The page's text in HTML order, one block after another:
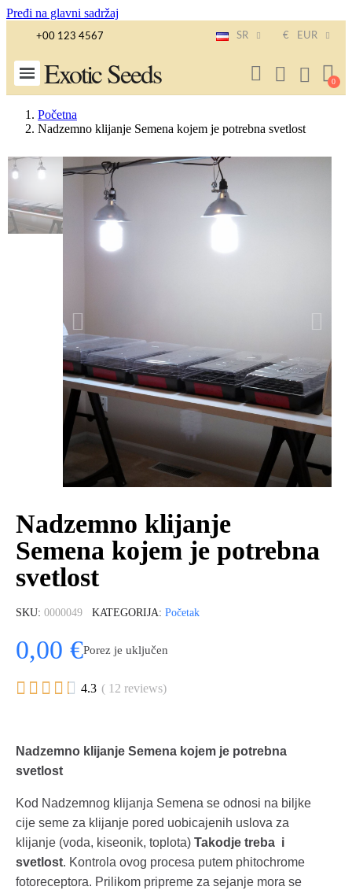
Pređi na glavni sadržaj
+00 123 4567 SR € EUR
Exotic Seeds
Početna
Nadzemno klijanje Semena kojem je potrebna svetlost
Nadzemno klijanje
Semena kojem je potrebna
svetlost
SKU 0000049 KATEGORIJA Početak
0,00 €Porez je uključen
     4.3 ( 12 reviews)
Nadzemno klijanje Semena kojem je potrebna
svetlost
Kod Nadzemnog klijanja Semena se odnosi na biljke
cije seme za klijanje pored uobicajenih uslova za
klijanje (voda, kiseonik, toplota) Takodje treba i
svetlost. Kontrola ovog procesa putem phitochrome
fotoreceptora. Prilikom pripreme za sejanje mora se